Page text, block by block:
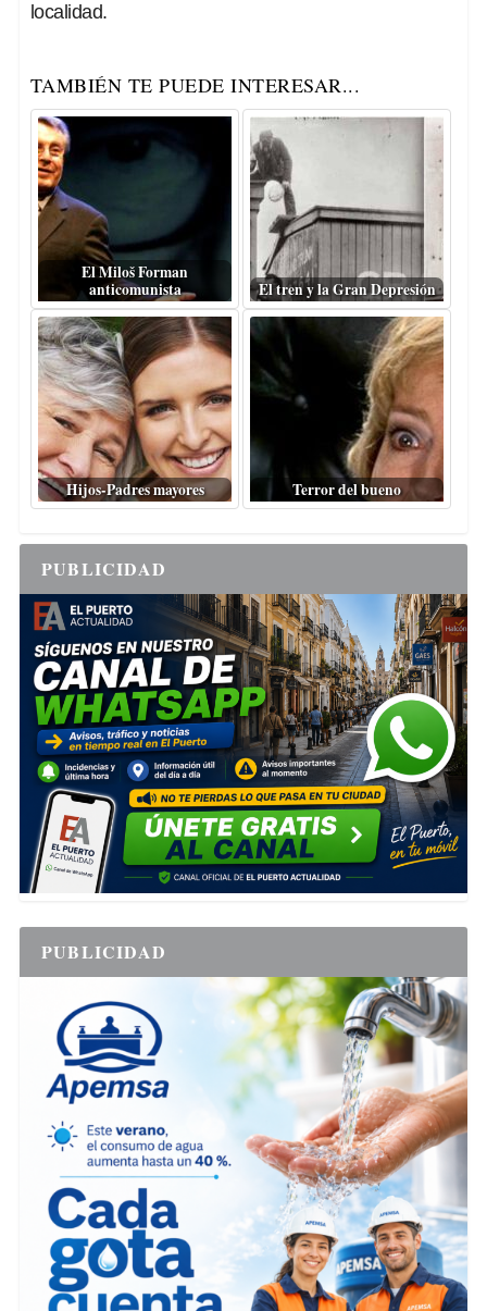
localidad.
TAMBIÉN TE PUEDE INTERESAR...
El Miloš Forman
anticomunista
El tren y la Gran Depresión
Hijos-Padres mayores Terror del bueno
PUBLICIDAD
PUBLICIDAD